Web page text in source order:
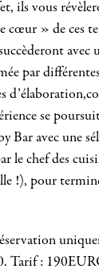
ils vous
cœur » de ces
par
se
Bar avec une
le chef des
!), pour
Tarif :